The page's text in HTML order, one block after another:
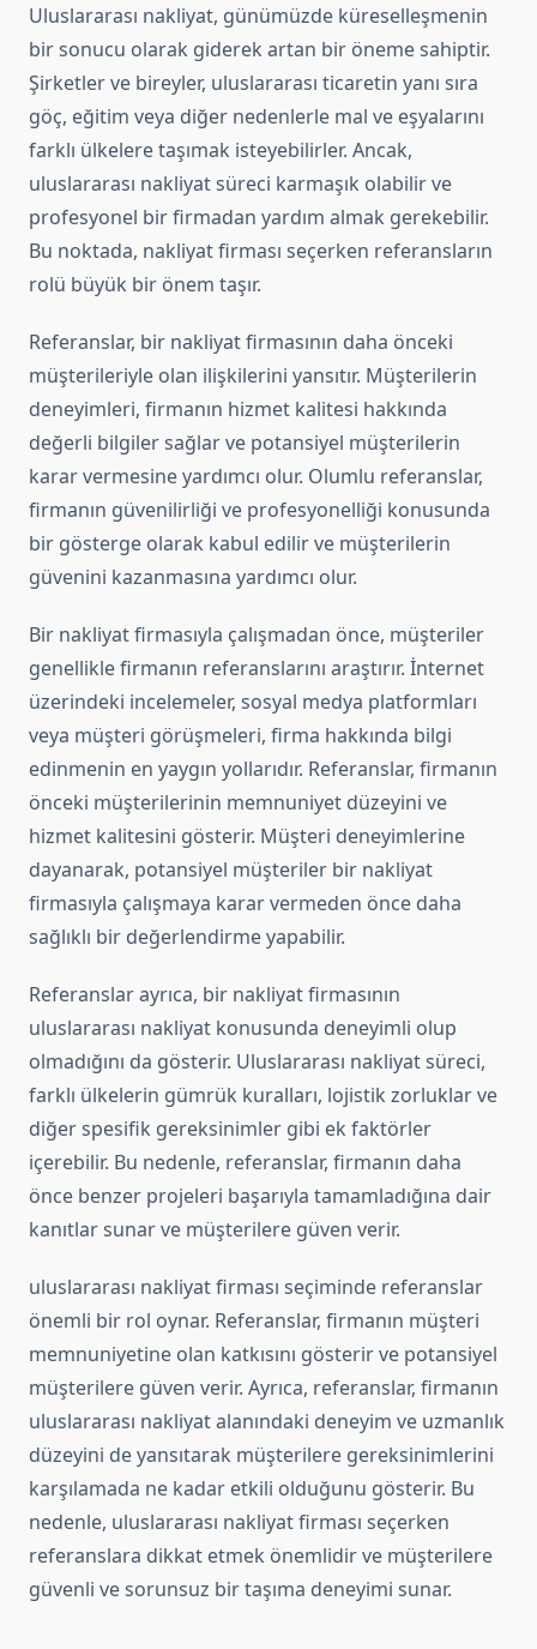
Uluslararası nakliyat, günümüzde küreselleşmenin
bir sonucu olarak giderek artan bir öneme sahiptir.
Şirketler ve bireyler, uluslararası ticaretin yanı sıra
göç, eğitim veya diğer nedenlerle mal ve eşyalarını
farklı ülkelere taşımak isteyebilirler. Ancak,
uluslararası nakliyat süreci karmaşık olabilir ve
profesyonel bir firmadan yardım almak gerekebilir.
Bu noktada, nakliyat firması seçerken referansların
rolü büyük bir önem taşır.
Referanslar, bir nakliyat firmasının daha önceki
müşterileriyle olan ilişkilerini yansıtır. Müşterilerin
deneyimleri, firmanın hizmet kalitesi hakkında
değerli bilgiler sağlar ve potansiyel müşterilerin
karar vermesine yardımcı olur. Olumlu referanslar,
firmanın güvenilirliği ve profesyonelliği konusunda
bir gösterge olarak kabul edilir ve müşterilerin
güvenini kazanmasına yardımcı olur.
Bir nakliyat firmasıyla çalışmadan önce, müşteriler
genellikle firmanın referanslarını araştırır. İnternet
üzerindeki incelemeler, sosyal medya platformları
veya müşteri görüşmeleri, firma hakkında bilgi
edinmenin en yaygın yollarıdır. Referanslar, firmanın
önceki müşterilerinin memnuniyet düzeyini ve
hizmet kalitesini gösterir. Müşteri deneyimlerine
dayanarak, potansiyel müşteriler bir nakliyat
firmasıyla çalışmaya karar vermeden önce daha
sağlıklı bir değerlendirme yapabilir.
Referanslar ayrıca, bir nakliyat firmasının
uluslararası nakliyat konusunda deneyimli olup
olmadığını da gösterir. Uluslararası nakliyat süreci,
farklı ülkelerin gümrük kuralları, lojistik zorluklar ve
diğer spesifik gereksinimler gibi ek faktörler
içerebilir. Bu nedenle, referanslar, firmanın daha
önce benzer projeleri başarıyla tamamladığına dair
kanıtlar sunar ve müşterilere güven verir.
uluslararası nakliyat firması seçiminde referanslar
önemli bir rol oynar. Referanslar, firmanın müşteri
memnuniyetine olan katkısını gösterir ve potansiyel
müşterilere güven verir. Ayrıca, referanslar, firmanın
uluslararası nakliyat alanındaki deneyim ve uzmanlık
düzeyini de yansıtarak müşterilere gereksinimlerini
karşılamada ne kadar etkili olduğunu gösterir. Bu
nedenle, uluslararası nakliyat firması seçerken
referanslara dikkat etmek önemlidir ve müşterilere
güvenli ve sorunsuz bir taşıma deneyimi sunar.